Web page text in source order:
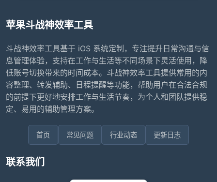
苹果斗战神效率工具
斗战神效率工具基于 iOS 系统定制，专注提升日常沟通与信
息管理体验，支持在工作与生活等不同场景下灵活使用，降
低账号切换带来的时间成本。斗战神效率工具提供常用的内
容整理、转发辅助、日程提醒等功能，帮助用户在合法合规
的前提下更好地安排工作与生活节奏，为个人和团队提供稳
定、易用的辅助管理方案。
首页 常见问题 行业动态 更新日志
联系我们